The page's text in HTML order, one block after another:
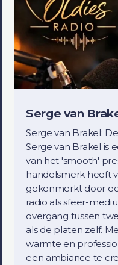
Serge van
Serge van Brakel:
Serge van Brakel is
van het 'smooth'
handelsmerk heeft
gekenmerkt door
radio als sfeer-
overgang tussen
als de platen zelf.
warmte en
een ambiance te